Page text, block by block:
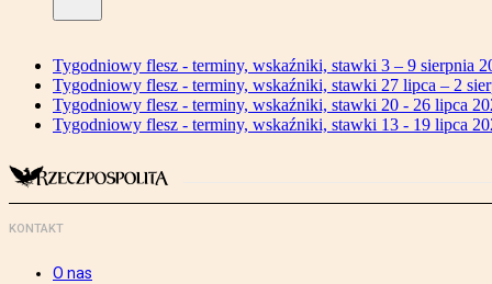
Tygodniowy flesz - terminy, wskaźniki, stawki 3 – 9 sierpnia
Tygodniowy flesz - terminy, wskaźniki, stawki 27 lipca – 2
Tygodniowy flesz - terminy, wskaźniki, stawki 20 - 26 lipca
Tygodniowy flesz - terminy, wskaźniki, stawki 13 - 19 lipca
KONTAKT
O nas